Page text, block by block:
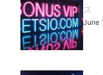
ス
June